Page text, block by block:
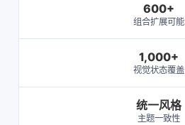
600+
组合扩展可能
1,000+
视觉状态覆盖
统一风格
主题一致性